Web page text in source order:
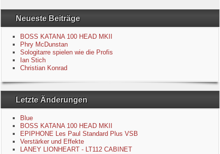
Equipment
GuitarBlog
Kontakt
Impressum
Datenschutzerklärung
Links
Neueste Beiträge
BOSS KATANA 100 HEAD MKII
Phry McDunstan
Sologitarre spielen wie die Profis
Ian Stich
Christian Konrad
Letzte Änderungen
Blue
BOSS KATANA 100 HEAD MKII
EPIPHONE Les Paul Standard Plus VSB
Verstärker und Effekte
LANEY LIONHEART - LT112 CABINET